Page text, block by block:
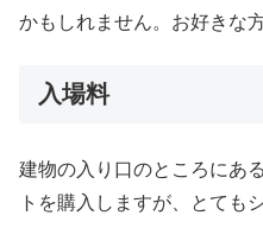
かもしれません。お好きな
入場料
建物の入り口のところにあ
トを購入しますが、とても